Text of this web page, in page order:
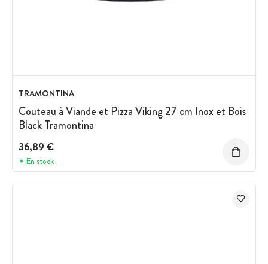
TRAMONTINA
Couteau à Viande et Pizza Viking 27 cm Inox et Bois
Black Tramontina
36,89 €
En stock